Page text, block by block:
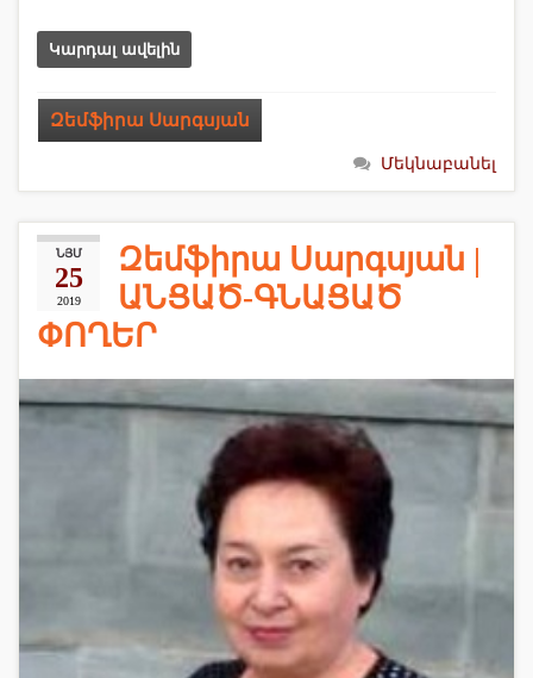
Կարդալ ավելին
Զեմֆիրա Սարգսյան
Մեկնաբանել
ՆՅՄ
25
2019
Զեմֆիրա Սարգսյան |
ԱՆՑԱԾ-ԳՆԱՑԱԾ
ՓՈՂԵՐ